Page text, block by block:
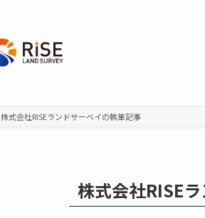
株式会社RISEランドサーベイの執筆記事
株式会社RISE